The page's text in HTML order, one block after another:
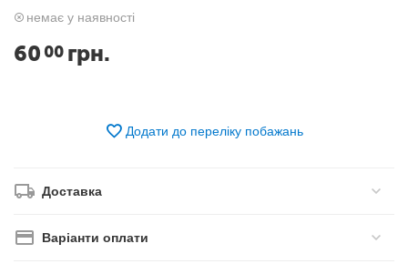
немає у наявності
60 00 грн.
Додати до переліку побажань
Доставка
Варіанти оплати